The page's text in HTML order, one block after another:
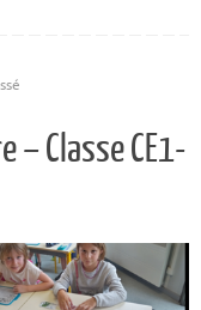
– Classe CE1-